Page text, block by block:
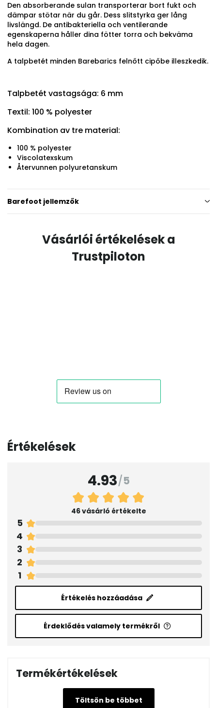
Den absorberande sulan transporterar bort fukt och
dämpar stötar när du går. Dess slitstyrka ger lång
livslängd. De antibakteriella och ventilerande
egenskaperna håller dina fötter torra och bekväma
hela dagen.
A talpbetét minden Barebarics felnőtt cipőbe illeszkedik.
Talpbetét vastagsága: 6 mm
Textil: 100 % polyester
Kombination av tre material:
100 % polyester
Viscolatexskum
Återvunnen polyuretanskum
Barefoot jellemzők
Vásárlói értékelések a
Trustpiloton
Értékelések
4.93/5
46 vásárló értékelte
5
4
3
2
1
Értékelés hozzáadása
Érdeklődés valamely termékről
Termékértékelések
Töltsön be többet